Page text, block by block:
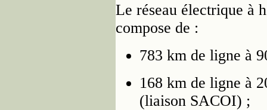
Le réseau électrique à
compose de :
783 km de ligne à
168 km de ligne à
(liaison SACOI) ;